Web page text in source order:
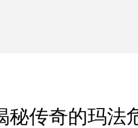
传奇的玛法